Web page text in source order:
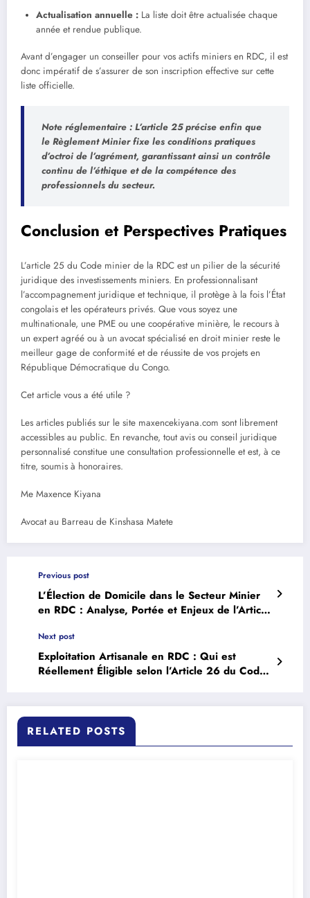
Actualisation annuelle : La liste doit être actualisée chaque
année et rendue publique.
Avant d’engager un conseiller pour vos actifs miniers en RDC, il est
donc impératif de s’assurer de son inscription effective sur cette
liste officielle.
Note réglementaire : L’article 25 précise enfin que
le Règlement Minierfixe les conditions pratiques
d’octroi de l’agrément, garantissant ainsi un contrôle
continu de l’éthique et de la compétence des
professionnels du secteur.
Conclusion et Perspectives Pratiques
L’article 25 du Code minier de la RDC est un pilier de la sécurité
juridique des investissements miniers. En professionnalisant
l’accompagnement juridique et technique, il protège à la fois l’État
congolais et les opérateurs privés. Que vous soyez une
multinationale, une PME ou une coopérative minière, le recours à
un expert agréé ou à un avocat spécialisé en droit minier reste le
meilleur gage de conformité et de réussite de vos projets en
République Démocratique du Congo.
Cet article vous a été utile ?
‎Les articles publiés sur le site maxencekiyana.com sont librement
accessibles au public. En revanche, tout avis ou conseil juridique
personnalisé constitue une consultation professionnelle et est, à ce
titre, soumis à honoraires.
Me Maxence Kiyana
Avocat au Barreau de Kinshasa Matete
Previous post
L’Élection de Domicile dans le Secteur Minier
en RDC : Analyse, Portée et Enjeux de l’Article
Next post
Exploitation Artisanale en RDC : Qui est
Réellement Éligible selon l’Article 26 du Code
RELATED POSTS